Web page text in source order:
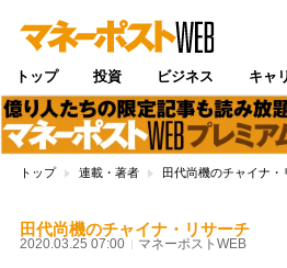
トップ 投資 ビジネス キャ
トップ 連載・著者 田代尚機のチャイナ・
田代尚機のチャイナ・リサーチ
2020.03.25 07:00 マネーポストWEB